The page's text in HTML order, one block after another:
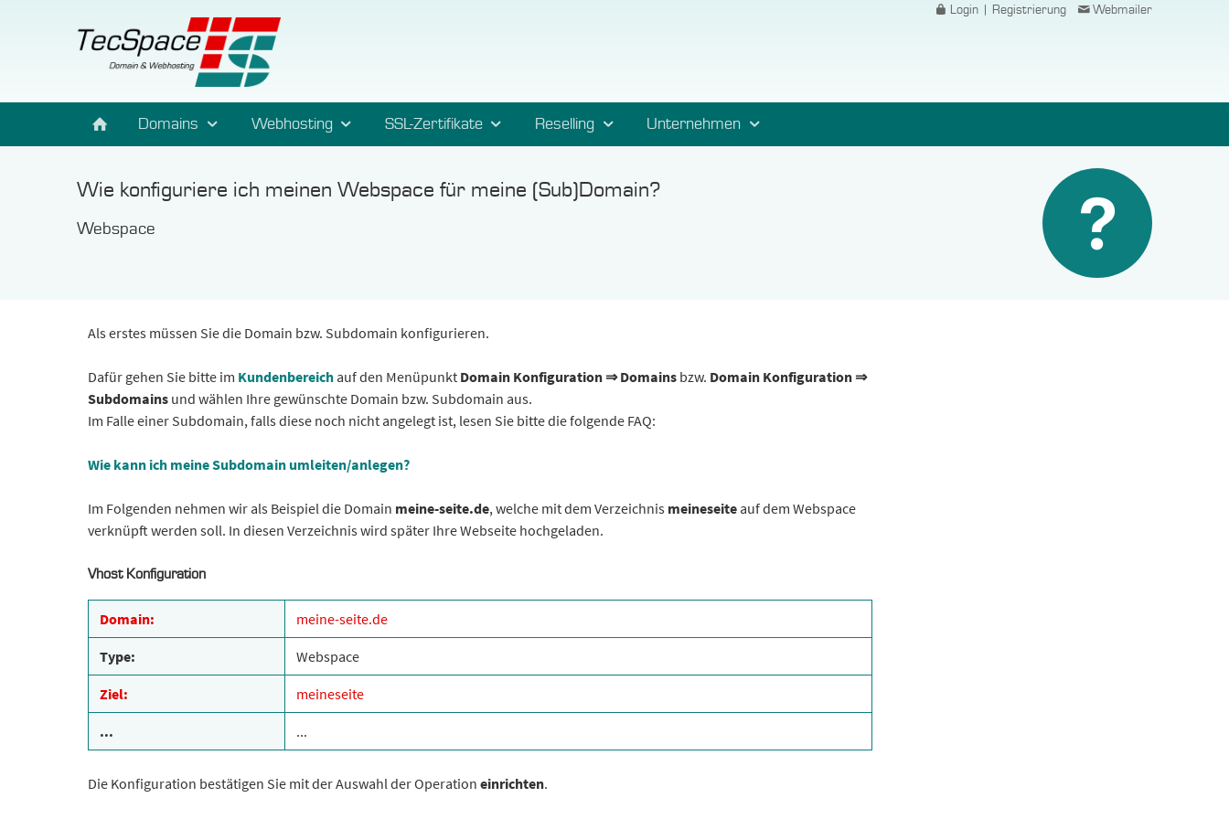
Login | Registrierung Webmailer
Domains Webhosting SSL-Zertifikate Reselling Unternehmen
Wie konfiguriere ich meinen Webspace für meine (Sub)Domain?
Webspace
Als erstes müssen Sie die Domain bzw. Subdomain konfigurieren.
Dafür gehen Sie bitte im Kundenbereichauf den Menüpunkt Domain Konfiguration ⇒ Domainsbzw. Domain Konfiguration ⇒
Subdomainsund wählen Ihre gewünschte Domain bzw. Subdomain aus.
Im Falle einer Subdomain, falls diese noch nicht angelegt ist, lesen Sie bitte die folgende FAQ:
Wie kann ich meine Subdomain umleiten/anlegen?
Im Folgenden nehmen wir als Beispiel die Domain meine-seite.de, welche mit dem Verzeichnis meineseiteauf dem Webspace
verknüpft werden soll. In diesen Verzeichnis wird später Ihre Webseite hochgeladen.
Vhost Konfiguration
Domain: meine-seite.de
Type: Webspace
Ziel: meineseite
... ...
Die Konfiguration bestätigen Sie mit der Auswahl der Operation einrichten.